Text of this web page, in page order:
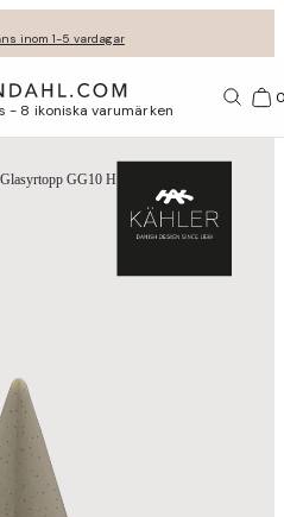
inom 1-5 vardagar
köp för minst 849 kr.
fri retur med GLS
fint inslagna
- 8 ikoniska varumärken
Glasyrtopp GG10 H11